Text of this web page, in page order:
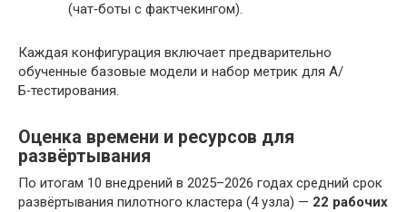
(чат‑боты с фактчекингом).
Каждая конфигурация включает предварительно
обученные базовые модели и набор метрик для А/
Б‑тестирования.
Оценка времени и ресурсов для
развёртывания
По итогам 10 внедрений в 2025–2026 годах средний срок
развёртывания пилотного кластера (4 узла) — 22 рабочих